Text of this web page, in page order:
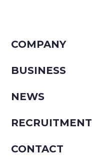
COMPANY
BUSINESS
NEWS
RECRUITMENT
CONTACT